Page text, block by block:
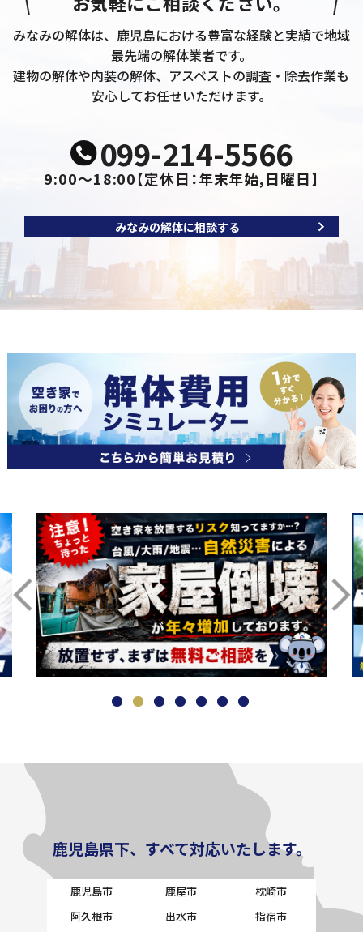
みなみの解体は、鹿児島における豊富な経験と実績で地域
最先端の解体業者です。
建物の解体や内装の解体、アスベストの調査・除去作業も
安心してお任せいただけます。
099-214-5566
9:00～18:00【定休日：年末年始,日曜日】
みなみの解体に相談する
鹿児島県下、すべて対応いたします。
鹿児島市 鹿屋市
枕崎市
阿久根市
出水市
指宿市